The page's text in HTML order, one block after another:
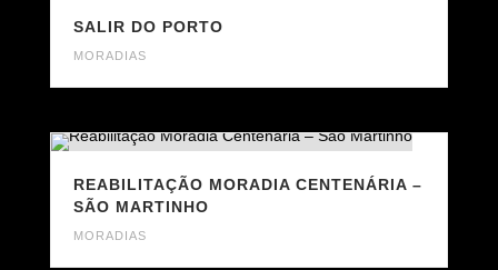
SALIR DO PORTO
MORADIAS
REABILITAÇÃO MORADIA CENTENÁRIA –
SÃO MARTINHO
MORADIAS